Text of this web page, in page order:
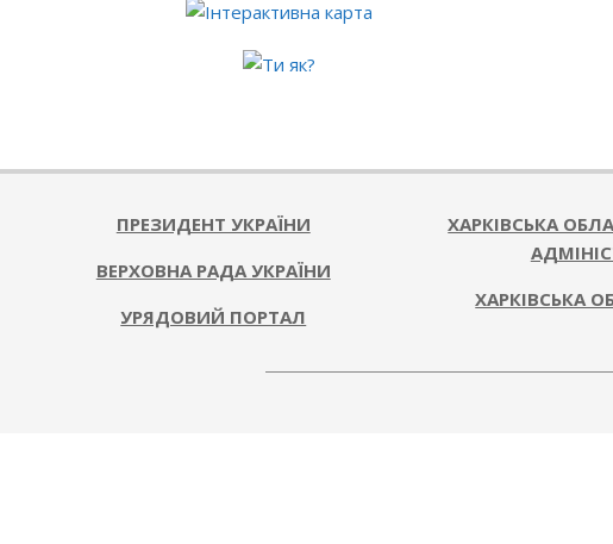
ПРЕЗИДЕНТ УКРАЇНИ
ВЕРХОВНА РАДА УКРАЇНИ
УРЯДОВИЙ ПОРТАЛ
ХАРКІВСЬКА
ХАРКІВСЬКА